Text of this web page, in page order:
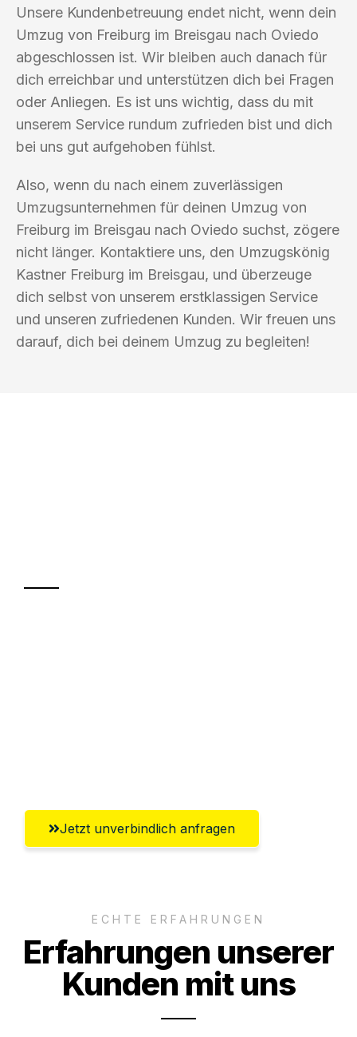
Unsere Kundenbetreuung endet nicht, wenn dein
Umzug von Freiburg im Breisgau nach Oviedo
abgeschlossen ist. Wir bleiben auch danach für
dich erreichbar und unterstützen dich bei Fragen
oder Anliegen. Es ist uns wichtig, dass du mit
unserem Service rundum zufrieden bist und dich
bei uns gut aufgehoben fühlst.
Also, wenn du nach einem zuverlässigen
Umzugsunternehmen für deinen Umzug von
Freiburg im Breisgau nach Oviedo suchst, zögere
nicht länger. Kontaktiere uns, den Umzugskönig
Kastner Freiburg im Breisgau, und überzeuge
dich selbst von unserem erstklassigen Service
und unseren zufriedenen Kunden. Wir freuen uns
darauf, dich bei deinem Umzug zu begleiten!
Jetzt unverbindlich anfragen
ECHTE ERFAHRUNGEN
Erfahrungen unserer
Kunden mit uns